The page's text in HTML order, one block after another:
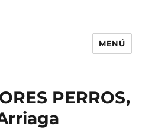
MENÚ
PERROS,